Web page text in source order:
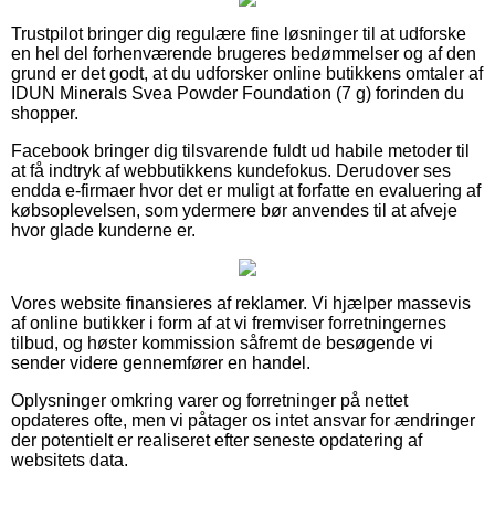
Trustpilot bringer dig regulære fine løsninger til at udforske
en hel del forhenværende brugeres bedømmelser og af den
grund er det godt, at du udforsker online butikkens omtaler af
IDUN Minerals Svea Powder Foundation (7 g) forinden du
shopper.
Facebook bringer dig tilsvarende fuldt ud habile metoder til
at få indtryk af webbutikkens kundefokus. Derudover ses
endda e-firmaer hvor det er muligt at forfatte en evaluering af
købsoplevelsen, som ydermere bør anvendes til at afveje
hvor glade kunderne er.
Vores website finansieres af reklamer. Vi hjælper massevis
af online butikker i form af at vi fremviser forretningernes
tilbud, og høster kommission såfremt de besøgende vi
sender videre gennemfører en handel.
Oplysninger omkring varer og forretninger på nettet
opdateres ofte, men vi påtager os intet ansvar for ændringer
der potentielt er realiseret efter seneste opdatering af
websitets data.